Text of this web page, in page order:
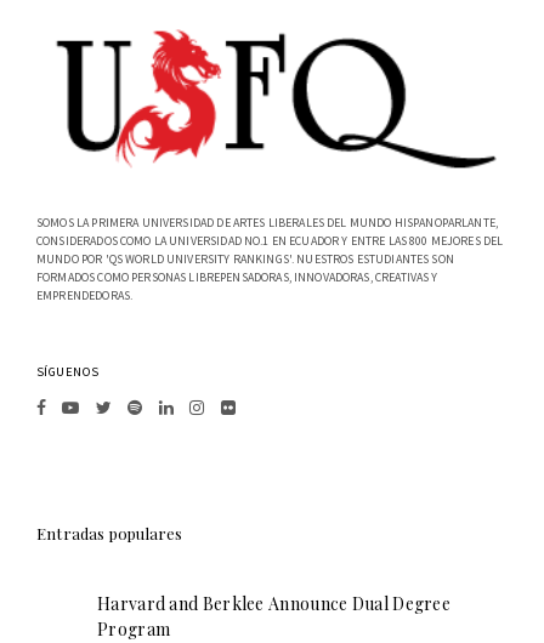
SOMOS LA PRIMERA UNIVERSIDAD DE ARTES LIBERALES DEL MUNDO HISPANOPARLANTE,
CONSIDERADOS COMO LA UNIVERSIDAD NO.1 EN ECUADOR Y ENTRE LAS 800 MEJORES DEL
MUNDO POR 'QS WORLD UNIVERSITY RANKINGS'. NUESTROS ESTUDIANTES SON
FORMADOS COMO PERSONAS LIBREPENSADORAS, INNOVADORAS, CREATIVAS Y
EMPRENDEDORAS.
SÍGUENOS
Entradas populares
Harvard and Berklee Announce Dual Degree
Program